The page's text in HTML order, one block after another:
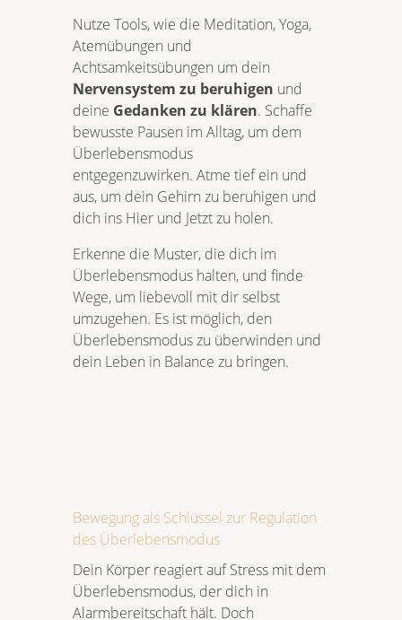
Nutze Tools, wie die Meditation, Yoga,
Atemübungen und
Achtsamkeitsübungen um dein
Nervensystem zu beruhigen und
deine Gedanken zu klären. Schaffe
bewusste Pausen im Alltag, um dem
Überlebensmodus
entgegenzuwirken. Atme tief ein und
aus, um dein Gehirn zu beruhigen und
dich ins Hier und Jetzt zu holen.
Erkenne die Muster, die dich im
Überlebensmodus halten, und finde
Wege, um liebevoll mit dir selbst
umzugehen. Es ist möglich, den
Überlebensmodus zu überwinden und
dein Leben in Balance zu bringen.
Bewegung als Schlüssel zur Regulation
des Überlebensmodus
Dein Körper reagiert auf Stress mit dem
Überlebensmodus, der dich in
Alarmbereitschaft hält. Doch